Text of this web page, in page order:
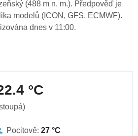
(488 m n. m.). Předpověď je
modelů (ICON, GFS, ECMWF).
dnes v 11:00.
°C
Pocitově: 27 °C